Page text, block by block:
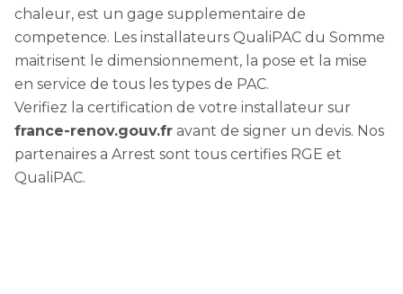
chaleur, est un gage supplementaire de
competence. Les installateurs QualiPAC du Somme
maitrisent le dimensionnement, la pose et la mise
en service de tous les types de PAC.
Verifiez la certification de votre installateur sur
france-renov.gouv.fr avant de signer un devis. Nos
partenaires a Arrest sont tous certifies RGE et
QualiPAC.